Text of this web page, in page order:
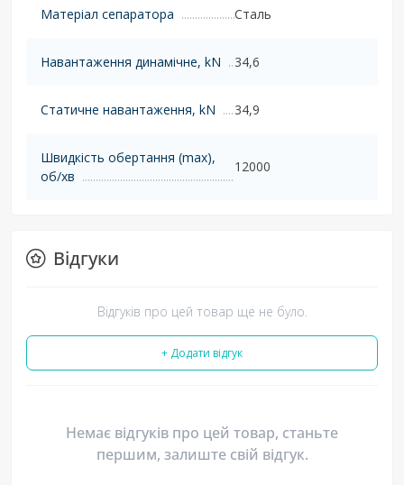
Матеріал сепаратора Сталь
Навантаження динамічне, kN 34,6
Статичне навантаження, kN 34,9
Швидкість обертання (max),
об/хв
12000
Відгуки
Відгуків про цей товар ще не було.
+ Додати відгук
Немає відгуків про цей товар, станьте
першим, залиште свій відгук.